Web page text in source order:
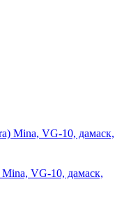
VG-10, дамаск,